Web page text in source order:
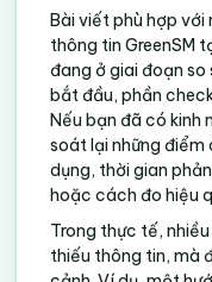
Bài viết phù hợp
thông tin GreenSM
đang ở giai đoạn so
bắt đầu, phần
Nếu bạn đã có kinh
soát lại những điểm
dụng, thời gian
hoặc cách đo hiệu
Trong thực tế,
thiếu thông tin, mà